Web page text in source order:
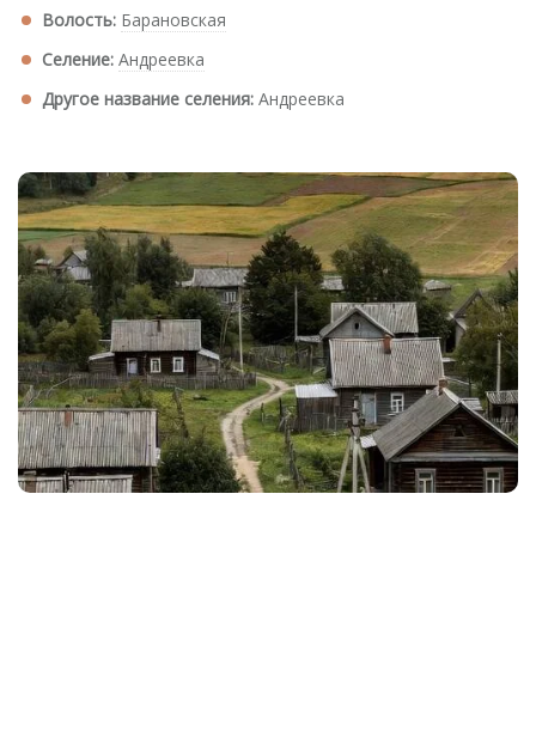
Волость: Барановская
Селение: Андреевка
Другое название селения: Андреевка